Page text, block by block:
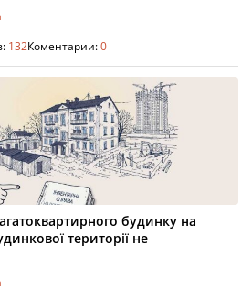
132Коментарии:0
будинку на
території не